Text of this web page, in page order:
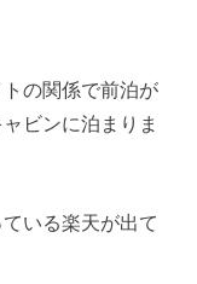
の関係で前泊が
ビンに泊まりま
いる楽天が出て